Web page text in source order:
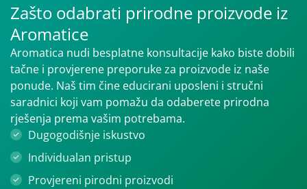
Zašto odabrati prirodne proizvode iz
Aromatice
Aromatica nudi besplatne konsultacije kako biste dobili
tačne i provjerene preporuke za proizvode iz naše
ponude. Naš tim čine educirani uposleni i stručni
saradnici koji vam pomažu da odaberete prirodna
rješenja prema vašim potrebama.
Dugogodišnje iskustvo
Individualan pristup
Provjereni pirodni proizvodi